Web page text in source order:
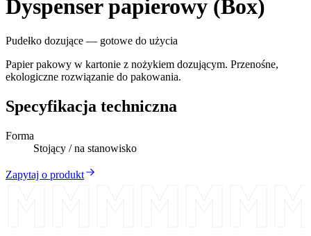
Dyspenser papierowy (Box)
Pudełko dozujące — gotowe do użycia
Papier pakowy w kartonie z nożykiem dozującym. Przenośne,
ekologiczne rozwiązanie do pakowania.
Specyfikacja techniczna
Forma
Stojący / na stanowisko
Zapytaj o produkt